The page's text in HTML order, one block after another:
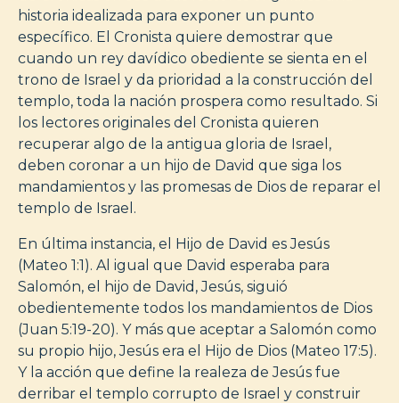
historia idealizada para exponer un punto
específico. El Cronista quiere demostrar que
cuando un rey davídico obediente se sienta en el
trono de Israel y da prioridad a la construcción del
templo, toda la nación prospera como resultado. Si
los lectores originales del Cronista quieren
recuperar algo de la antigua gloria de Israel,
deben coronar a un hijo de David que siga los
mandamientos y las promesas de Dios de reparar el
templo de Israel.
En última instancia, el Hijo de David es Jesús
(Mateo 1:1). Al igual que David esperaba para
Salomón, el hijo de David, Jesús, siguió
obedientemente todos los mandamientos de Dios
(Juan 5:19-20). Y más que aceptar a Salomón como
su propio hijo, Jesús era el Hijo de Dios (Mateo 17:5).
Y la acción que define la realeza de Jesús fue
derribar el templo corrupto de Israel y construir